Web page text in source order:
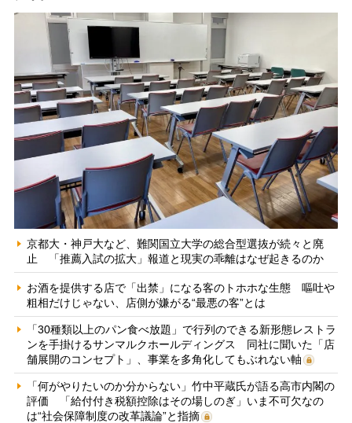
京都大・神戸大など、難関国立大学の総合型選抜が続々と廃
止 「推薦入試の拡大」報道と現実の乖離はなぜ起きるのか
お酒を提供する店で「出禁」になる客のトホホな生態 嘔吐や
粗相だけじゃない、店側が嫌がる“最悪の客”とは
「30種類以上のパン食べ放題」で行列のできる新形態レストラ
ンを手掛けるサンマルクホールディングス 同社に聞いた「店
舗展開のコンセプト」、事業を多角化してもぶれない軸
「何がやりたいのか分からない」竹中平蔵氏が語る高市内閣の
評価 「給付付き税額控除はその場しのぎ」いま不可欠なの
は“社会保障制度の改革議論”と指摘